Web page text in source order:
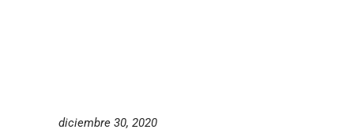
diciembre 30, 2020